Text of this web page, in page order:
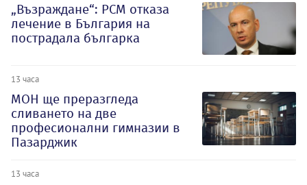
„Възраждане“: РСМ отказа
лечение в България на
пострадала българка
13 часа
МОН ще преразгледа
сливането на две
професионални гимназии в
Пазарджик
13 часа